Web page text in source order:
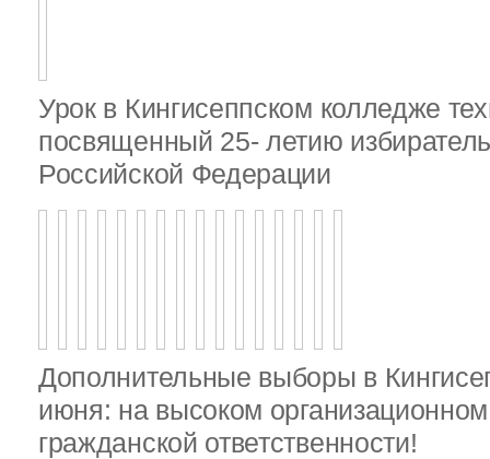
Урок в Кингисеппском колледже
посвященный 25- летию
Российской Федерации
Дополнительные выборы в
июня: на высоком
гражданской ответственности!